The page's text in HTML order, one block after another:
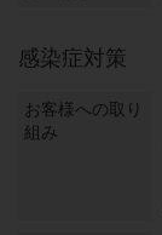
感染症対策
お客様への取り
組み